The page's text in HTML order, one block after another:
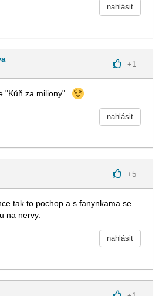
nahlásit
+1
"Kůň za miliony".
nahlásit
+5
tak to pochop a s fanynkama se
na nervy.
nahlásit